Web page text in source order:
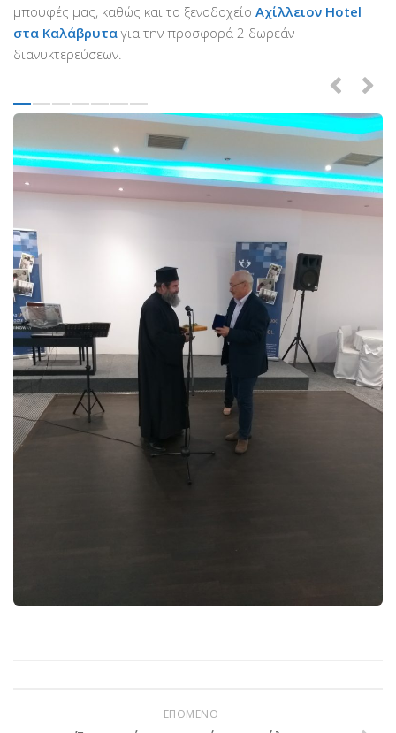
μπουφές μας, καθώς και το ξενοδοχείο Αχίλλειον Hotel
στα Καλάβρυταγια την προσφορά 2 δωρεάν
διανυκτερεύσεων.
ΕΠΟΜΕΝΟ